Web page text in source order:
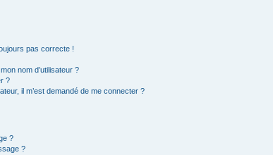
pas correcte !
nom d’utilisateur ?
?
il m’est demandé de me connecter ?
?
?